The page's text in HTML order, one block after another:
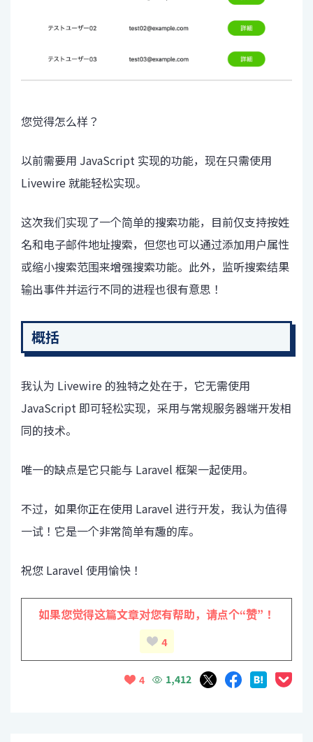
您觉得怎么样？
以前需要用 JavaScript 实现的功能，现在只需使用
Livewire 就能轻松实现。
这次我们实现了一个简单的搜索功能，目前仅支持按姓
名和电子邮件地址搜索，但您也可以通过添加用户属性
或缩小搜索范围来增强搜索功能。此外，监听搜索结果
输出事件并运行不同的进程也很有意思！
概括
我认为 Livewire 的独特之处在于，它无需使用
JavaScript 即可轻松实现，采用与常规服务器端开发相
同的技术。
唯一的缺点是它只能与 Laravel 框架一起使用。
不过，如果你正在使用 Laravel 进行开发，我认为值得
一试！它是一个非常简单有趣的库。
祝您 Laravel 使用愉快！
如果您觉得这篇文章对您有帮助， 请点个“赞”！
4
4 1,412